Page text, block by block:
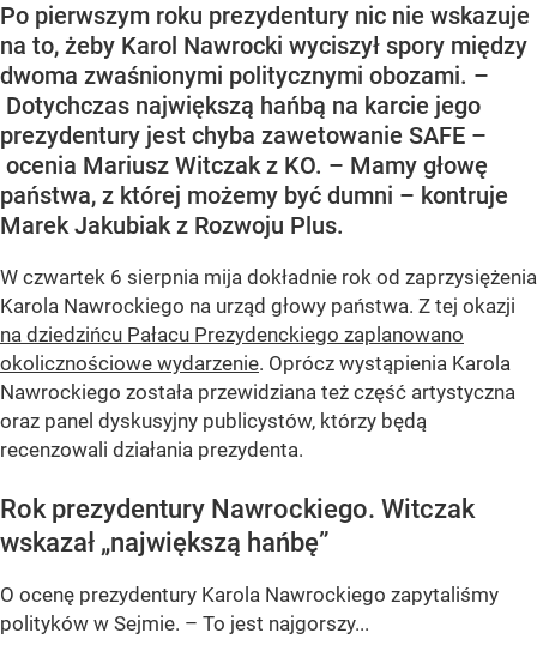
Po pierwszym roku prezydentury nic nie wskazuje
na to, żeby Karol Nawrocki wyciszył spory między
dwoma zwaśnionymi politycznymi obozami. –
Dotychczas największą hańbą na karcie jego
prezydentury jest chyba zawetowanie SAFE –
ocenia Mariusz Witczak z KO. – Mamy głowę
państwa, z której możemy być dumni – kontruje
Marek Jakubiak z Rozwoju Plus.
W czwartek 6 sierpnia mija dokładnie rok od zaprzysiężenia
Karola Nawrockiego na urząd głowy państwa. Z tej okazji
na dziedzińcu Pałacu Prezydenckiego zaplanowano
okolicznościowe wydarzenie. Oprócz wystąpienia Karola
Nawrockiego została przewidziana też część artystyczna
oraz panel dyskusyjny publicystów, którzy będą
recenzowali działania prezydenta.
Rok prezydentury Nawrockiego. Witczak
wskazał „największą hańbę”
O ocenę prezydentury Karola Nawrockiego zapytaliśmy
polityków w Sejmie. – To jest najgorszy...